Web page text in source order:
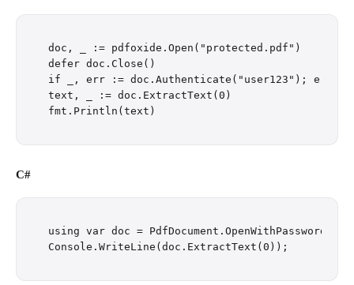
doc, _ := pdfoxide.Open("protected.pdf")
defer doc.Close()
if _, err := doc.Authenticate("user123"); err
text, _ := doc.ExtractText(0)
C#
using var doc =